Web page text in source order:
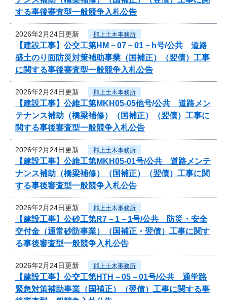
する事後審査型一般競争入札公告
2026年2月24日更新 郡上土木事務所
【建設工事】公交工第HM－07－01－h号/公共 道路
盛土のり面防災対策補助事業（国補正）（翌債）工事
に関する事後審査型一般競争入札公告
2026年2月24日更新 郡上土木事務所
【建設工事】公維工第MKH05-05他号/公共 道路メン
テナンス補助（橋梁補修）（国補正）（翌債）工事に
関する事後審査型一般競争入札公告
2026年2月24日更新 郡上土木事務所
【建設工事】公維工第MKH05-01号/公共 道路メンテ
ナンス補助（橋梁補修）（国補正）（翌債）工事に関
する事後審査型一般競争入札公告
2026年2月24日更新 郡上土木事務所
【建設工事】公砂工第R7－1－1号/公共 防災・安全
交付金（通常砂防事業）（国補正・翌債）工事に関す
る事後審査型一般競争入札公告
2026年2月24日更新 郡上土木事務所
【建設工事】公交工第HTH－05－01号/公共 通学路
緊急対策補助事業（国補正）（翌債）工事に関する事